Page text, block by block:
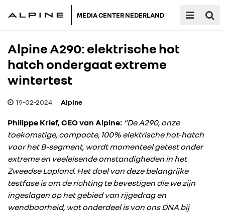
MEDIA CENTER NEDERLAND
Alpine A290: elektrische hot
hatch ondergaat extreme
wintertest
19-02-2024 Alpine
Philippe Krief, CEO van Alpine: “De A290, onze
toekomstige, compacte, 100% elektrische hot-hatch
voor het B-segment, wordt momenteel getest onder
extreme en veeleisende omstandigheden in het
Zweedse Lapland. Het doel van deze belangrijke
testfase is om de richting te bevestigen die we zijn
ingeslagen op het gebied van rijgedrag en
wendbaarheid, wat onderdeel is van ons DNA bij